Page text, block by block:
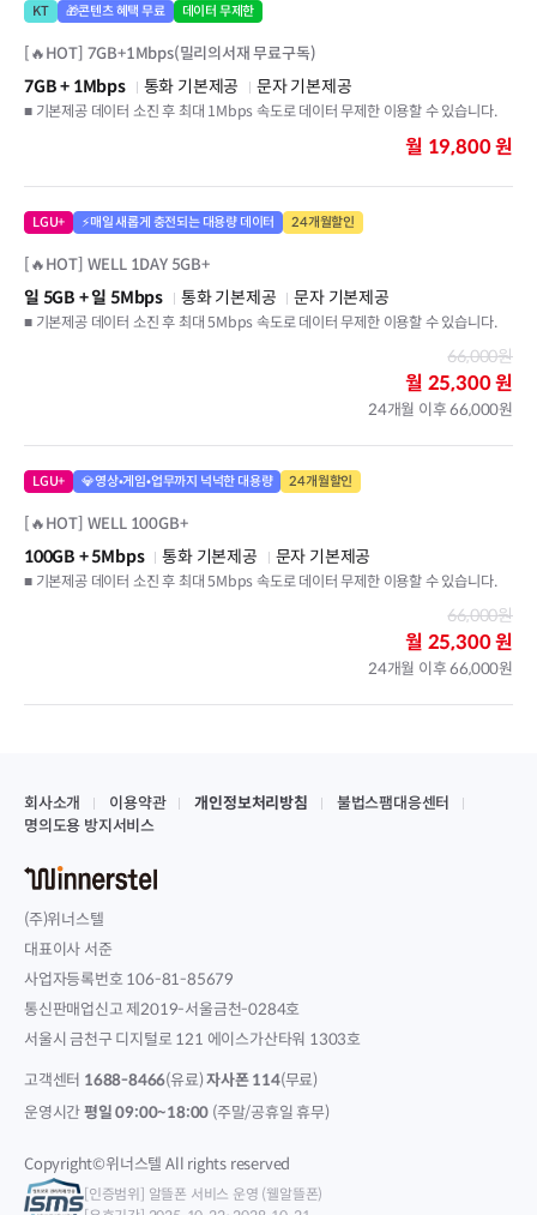
KT 🎁콘텐츠 혜택 무료 데이터 무제한
[🔥HOT] 7GB+1Mbps(밀리의서재 무료구독)
7GB+ 1Mbps 통화 기본제공
문자 기본제공
■ 기본제공 데이터 소진 후 최대 1Mbps 속도로 데이터 무제한 이용할 수 있습니다.
월 19,800 원
LGU+ ⚡매일 새롭게 충전되는 대용량 데이터 24개월할인
[🔥HOT] WELL 1DAY 5GB+
일 5GB + 일 5Mbps 통화 기본제공
문자 기본제공
■ 기본제공 데이터 소진 후 최대 5Mbps 속도로 데이터 무제한 이용할 수 있습니다.
66,000원
월 25,300 원
24개월 이후 66,000원
LGU+ 💎영상•게임•업무까지 넉넉한 대용량 24개월할인
[🔥HOT] WELL 100GB+
100GB + 5Mbps 통화 기본제공
문자 기본제공
■ 기본제공 데이터 소진 후 최대 5Mbps 속도로 데이터 무제한 이용할 수 있습니다.
66,000원
월 25,300 원
24개월 이후 66,000원
회사소개 이용약관 개인정보처리방침
불법스팸대응센터
명의도용 방지서비스
(주)위너스텔
대표이사 서준
사업자등록번호 106-81-85679
통신판매업신고 제2019-서울금천-0284호
서울시 금천구 디지털로 121 에이스가산타워 1303호
고객센터 1688-8466(유료)자사폰 114(무료)
운영시간평일 09:00~18:00 (주말/공휴일 휴무)
Copyright©위너스텔 All rights reserved
[인증범위] 알뜰폰 서비스 운영 (웰알뜰폰)